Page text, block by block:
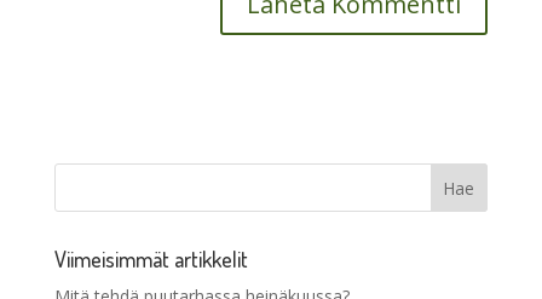
Viimeisimmät artikkelit